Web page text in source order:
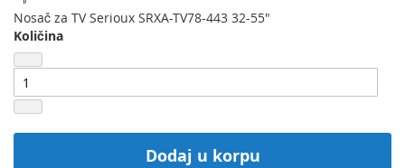
Nosač za TV Serioux SRXA-TV78-443 32-55"
Količina
Dodaj u korpu